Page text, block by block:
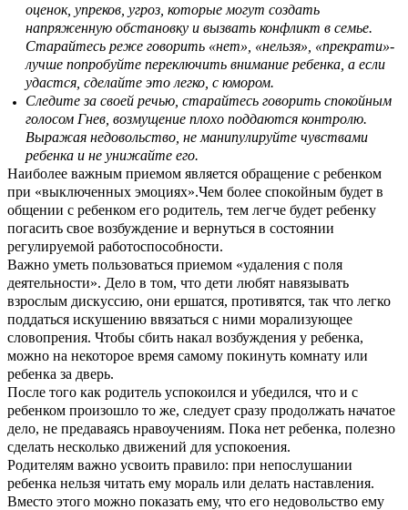
оценок, упреков, угроз, которые могут создать
напряженную обстановку и вызвать конфликт в семье.
Старайтесь реже говорить «нет», «нельзя», «прекрати»-
лучше попробуйте переключить внимание ребенка, а если
удастся, сделайте это легко, с юмором.
Следите за своей речью, старайтесь говорить спокойным
голосом Гнев, возмущение плохо поддаются контролю.
Выражая недовольство, не манипулируйте чувствами
ребенка и не унижайте его.
Наиболее важным приемом является обращение с ребенком
при «выключенных эмоциях».Чем более спокойным будет в
общении с ребенком его родитель, тем легче будет ребенку
погасить свое возбуждение и вернуться в состоянии
регулируемой работоспособности.
Важно уметь пользоваться приемом «удаления с поля
деятельности». Дело в том, что дети любят навязывать
взрослым дискуссию, они ершатся, противятся, так что легко
поддаться искушению ввязаться с ними морализующее
словопрения. Чтобы сбить накал возбуждения у ребенка,
можно на некоторое время самому покинуть комнату или
ребенка за дверь.
После того как родитель успокоился и убедился, что и с
ребенком произошло то же, следует сразу продолжать начатое
дело, не предаваясь нравоучениям. Пока нет ребенка, полезно
сделать несколько движений для успокоения.
Родителям важно усвоить правило: при непослушании
ребенка нельзя читать ему мораль или делать наставления.
Вместо этого можно показать ему, что его недовольство ему